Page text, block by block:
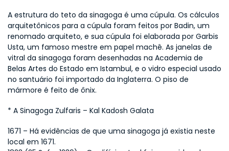
A estrutura do teto da sinagoga é uma cúpula. Os cálculos
arquitetônicos para a cúpula foram feitos por Badin, um
renomado arquiteto, e sua cúpula foi elaborada por Garbis
Usta, um famoso mestre em papel machê. As janelas de
vitral da sinagoga foram desenhadas na Academia de
Belas Artes do Estado em Istambul, e o vidro especial usado
no santuário foi importado da Inglaterra. O piso de
mármore é feito de ônix.
* A Sinagoga Zulfaris – Kal Kadosh Galata
1671 – Há evidências de que uma sinagoga já existia neste
local em 1671.